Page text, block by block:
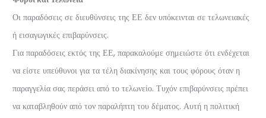
Οι παραδόσεις σε διευθύνσεις της ΕΕ δεν υπόκεινται σε τελωνειακές
ή εισαγωγικές επιβαρύνσεις.
Για παραδόσεις εκτός της ΕΕ, παρακαλούμε σημειώστε ότι ενδέχεται
να είστε υπεύθυνοι για τα τέλη διακίνησης και τους φόρους όταν η
παραγγελία σας περάσει από το τελωνείο. Τυχόν επιβαρύνσεις πρέπει
να καταβληθούν από τον παραλήπτη του δέματος. Αυτή η πολιτική